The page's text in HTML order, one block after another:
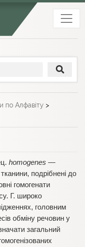
по Алфавіту >
homogenes —
подрібнені до
гомогенати
Г. широко
головним
обміну речовин у
загальний